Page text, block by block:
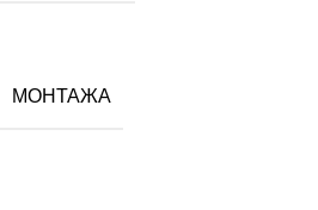
МОНТАЖА